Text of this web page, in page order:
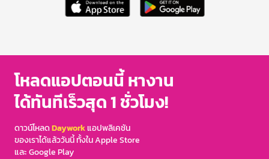
โหลดแอปตอนนี้ หางาน
ได้ทันทีเร็วสุด 1 ชั่วโมง!
ดาวน์โหลดDayworkแอปพลิเคชัน
ของเราได้แล้ววันนี้ ทั้งใน Apple Store
และ Google Play